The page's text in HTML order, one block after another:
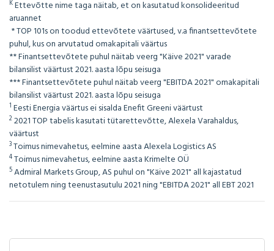
KEttevõtte nime taga näitab, et on kasutatud konsolideeritud
aruannet
* TOP 101s on toodud ettevõtete väärtused, v.a finantsettevõtete
puhul, kus on arvutatud omakapitali väärtus
** Finantsettevõtete puhul näitab veerg "Käive 2021" varade
bilansilist väärtust 2021. aasta lõpu seisuga
*** Finantsettevõtete puhul näitab veerg "EBITDA 2021" omakapitali
bilansilist väärtust 2021. aasta lõpu seisuga
1 Eesti Energia väärtus ei sisalda Enefit Greeni väärtust
22021 TOP tabelis kasutati tütarettevõtte, Alexela Varahaldus,
väärtust
3Toimus nimevahetus, eelmine aasta Alexela Logistics AS
4Toimus nimevahetus, eelmine aasta Krimelte OÜ
5Admiral Markets Group, AS puhul on "Käive 2021" all kajastatud
netotulem ning teenustasutulu 2021 ning "EBITDA 2021" all EBT 2021